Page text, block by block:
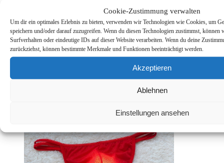
Dessous-Produkte
BH Dessous Bullet-BH Cone-BH Vintage-BH Retro-BH
Spitz-BH Spitz-Cups Übergröße
Amazon / Ebay Produkt ansehen*
Cookie-Zustimmung verwalten
Um dir ein optimales Erlebnis zu bieten, verwenden wir Technologien wie Cookies, um
speichern und/oder darauf zuzugreifen. Wenn du diesen Technologien zustimmst, können
Surfverhalten oder eindeutige IDs auf dieser Website verarbeiten. Wenn du deine
zurückziehst, können bestimmte Merkmale und Funktionen beeinträchtigt werden.
Akzeptieren
Ablehnen
Einstellungen ansehen